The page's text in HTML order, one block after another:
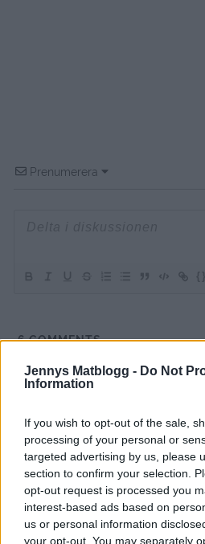
Jennys Matblogg - Do Not
Information
If you wish to opt-out of the sale,
processing of your personal or
targeted advertising by us, please
section to confirm your selection.
opt-out request is processed you
interest-based ads based on
us or personal information
your opt-out. You may separately
Prenumerera
{}
6COMMENTS
äldsta
Monica
10 år sedan
Hej tack för en bra matblogg
buffeer
har du lust att tipsa om
Ha det bra